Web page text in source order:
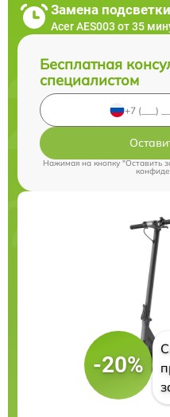
Замена
Acer AES003 от 35
Бесплатная
специалистом
Нажимая на кнопку "Оставить
-20%